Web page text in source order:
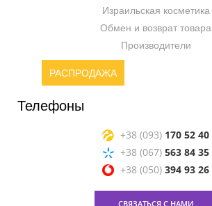
Израильская косметика
Обмен и возврат товара
Производители
РАСПРОДАЖА
Телефоны
+38 (093) 170 52 40
+38 (067) 563 84 35
+38 (050) 394 93 26
СВЯЗАТЬСЯ С НАМИ